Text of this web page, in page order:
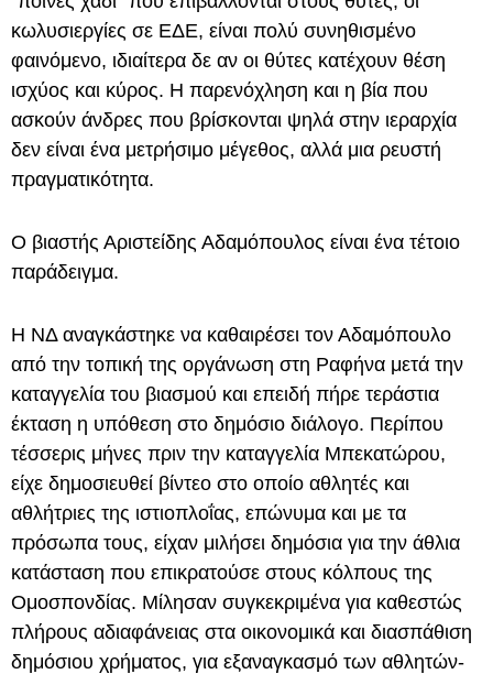
κωλυσιεργίες σε ΕΔΕ, είναι πολύ συνηθισμένο
φαινόμενο, ιδιαίτερα δε αν οι θύτες κατέχουν θέση
ισχύος και κύρος. Η παρενόχληση και η βία που
ασκούν άνδρες που βρίσκονται ψηλά στην ιεραρχία
δεν είναι ένα μετρήσιμο μέγεθος, αλλά μια ρευστή
πραγματικότητα.
Ο βιαστής Αριστείδης Αδαμόπουλος είναι ένα τέτοιο
παράδειγμα.
Η ΝΔ αναγκάστηκε να καθαιρέσει τον Αδαμόπουλο
από την τοπική της οργάνωση στη Ραφήνα μετά την
καταγγελία του βιασμού και επειδή πήρε τεράστια
έκταση η υπόθεση στο δημόσιο διάλογο. Περίπου
τέσσερις μήνες πριν την καταγγελία Μπεκατώρου,
είχε δημοσιευθεί βίντεο στο οποίο αθλητές και
αθλήτριες της ιστιοπλοΐας, επώνυμα και με τα
πρόσωπα τους, είχαν μιλήσει δημόσια για την άθλια
κατάσταση που επικρατούσε στους κόλπους της
Ομοσπονδίας. Μίλησαν συγκεκριμένα για καθεστώς
πλήρους αδιαφάνειας στα οικονομικά και διασπάθιση
δημόσιου χρήματος, για εξαναγκασμό των αθλητών-